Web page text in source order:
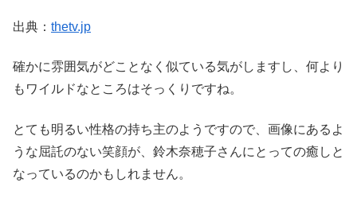
出典： thetv.jp
確かに雰囲気がどことなく似ている気がしますし、何より
もワイルドなところはそっくりですね。
とても明るい性格の持ち主のようですので、画像にあるよ
うな屈託のない笑顔が、鈴木奈穂子さんにとっての癒しと
なっているのかもしれません。